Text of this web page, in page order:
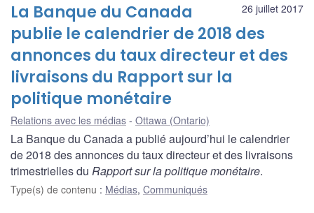
26 juillet 2017
La Banque du Canada
publie le calendrier de 2018 des
annonces du taux directeur et des
livraisons du Rapport sur la
politique monétaire
Relations avec les médias Ottawa (Ontario)
La Banque du Canada a publié aujourd’hui le calendrier
de 2018 des annonces du taux directeur et des livraisons
trimestrielles du Rapport sur la politique monétaire.
Type(s) de contenu : Médias, Communiqués